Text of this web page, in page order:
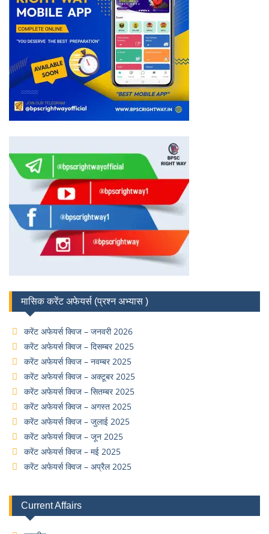
मासिक करेंट अफेयर्स (प्रश्न अभ्यास )
करेंट अफेयर्स क्विज – जनवरी 2026
करेंट अफेयर्स क्विज – दिसम्बर 2025
करेंट अफेयर्स क्विज – नवम्बर 2025
करेंट अफेयर्स क्विज – अक्टूबर 2025
करेंट अफेयर्स क्विज – सितम्बर 2025
करेंट अफेयर्स क्विज – अगस्त 2025
करेंट अफेयर्स क्विज – जुलाई 2025
करेंट अफेयर्स क्विज – जून 2025
करेंट अफेयर्स क्विज – मई 2025
करेंट अफेयर्स क्विज – अप्रैल 2025
Current Affairs